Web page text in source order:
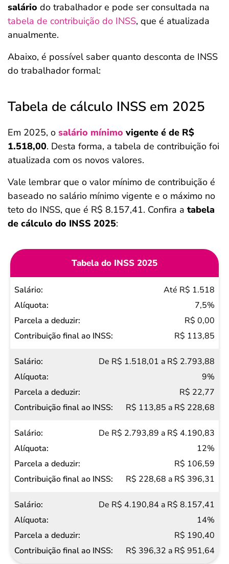
salário do trabalhador e pode ser consultada na
tabela de contribuição do INSS, que é atualizada
anualmente.
Abaixo, é possível saber quanto desconta de INSS
do trabalhador formal:
Tabela de cálculo INSS em 2025
Em 2025, o salário mínimo vigente é de R$
1.518,00. Desta forma, a tabela de contribuição foi
atualizada com os novos valores.
Vale lembrar que o valor mínimo de contribuição é
baseado no salário mínimo vigente e o máximo no
teto do INSS, que é R$ 8.157,41. Confira a tabela
de cálculo do INSS 2025:
Tabela do INSS 2025
Salário
Alíquota
Parcela
a
Contribuição
final ao
INSS
Até R$ 1.518
7,5%
R$ 0,00
R$ 113,85
De R$ 1.518,01 a R$ 2.793,88
9%
R$ 22,77
R$ 113,85 a R$ 228,68
De R$ 2.793,89 a R$ 4.190,83
12%
R$ 106,59
R$ 228,68 a R$ 396,31
De R$ 4.190,84 a R$ 8.157,41
14%
R$ 190,40
R$ 396,32 a R$ 951,64